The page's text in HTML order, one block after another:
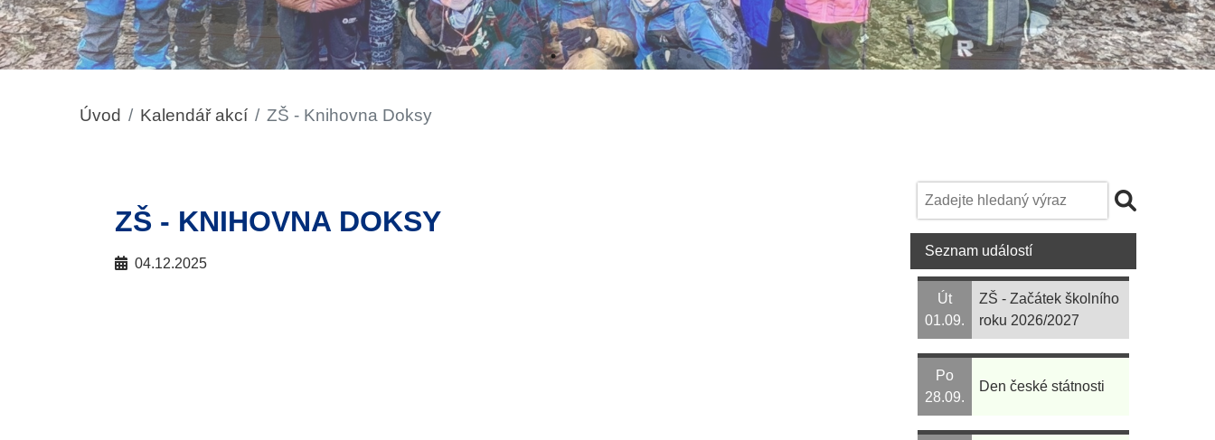
Úvod Kalendář akcí ZŠ - Knihovna Doksy
ZŠ - KNIHOVNA DOKSY
04.12.2025
Seznam událostí
Út
01.09.
ZŠ - Začátek školního
roku 2026/2027
Po
28.09.
Den české státnosti